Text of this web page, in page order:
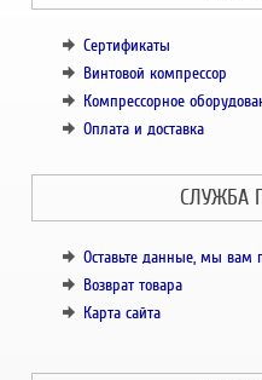
Сертификаты
Винтовой компрессор
Компрессорное
Оплата и доставка
СЛУЖБА
Оставьте данные, мы вам
Возврат товара
Карта сайта